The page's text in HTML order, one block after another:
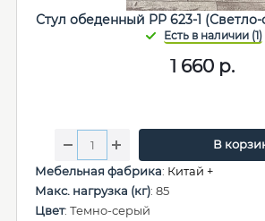
Стул обеденный PP 623-1
1 660 р.
В
Мебельная фабрика: Китай +
Макс. нагрузка (кг): 85
Цвет: Темно-серый